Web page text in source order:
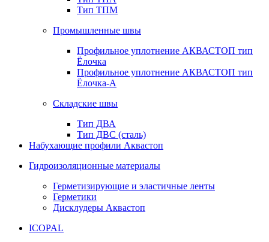
Тип ТПМ
Промышленные швы
Профильное уплотнение АКВАСТОП тип
Ёлочка
Профильное уплотнение АКВАСТОП тип
Ёлочка-А
Складские швы
Тип ДВА
Тип ДВС (сталь)
Набухающие профили Аквастоп
Гидроизоляционные материалы
Герметизирующие и эластичные ленты
Герметики
Дисклудеры Аквастоп
ICOPAL